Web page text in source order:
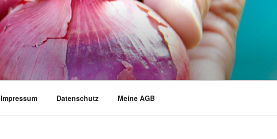
Impressum Datenschutz Meine AGB